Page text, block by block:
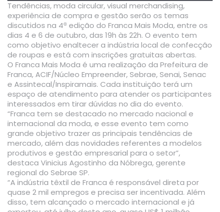
Tendências, moda circular, visual merchandising,
experiência de compra e gestão serão os temas
discutidos na 4ª edição do Franca Mais Moda, entre os
dias 4 e 6 de outubro, das 19h às 22h. O evento tem
como objetivo enaltecer a indústria local de confecção
de roupas e está com inscrições gratuitas abertas.
O Franca Mais Moda é uma realização da Prefeitura de
Franca, ACIF/Núcleo Empreender, Sebrae, Senai, Senac
e Assintecal/Inspiramais. Cada instituição terá um
espaço de atendimento para atender os participantes
interessados em tirar dúvidas no dia do evento.
“Franca tem se destacado no mercado nacional e
internacional da moda, e esse evento tem como
grande objetivo trazer as principais tendências de
mercado, além das novidades referentes a modelos
produtivos e gestão empresarial para o setor”,
destaca Vinicius Agostinho da Nóbrega, gerente
regional do Sebrae SP.
“A indústria têxtil de Franca é responsável direta por
quase 2 mil empregos e precisa ser incentivada. Além
disso, tem alcançado o mercado internacional e já